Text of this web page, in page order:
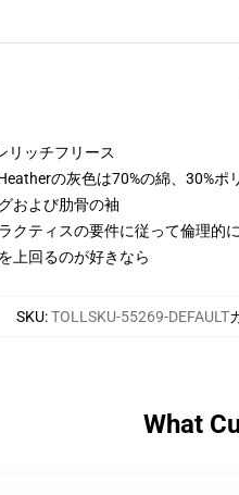
リッチフリース
の灰色は70%の綿、30%
および肋骨の袖
クティスの要件に従って倫理的
上回るのが好きなら
SKU:TOLLSKU-55269-DEFAULT
What